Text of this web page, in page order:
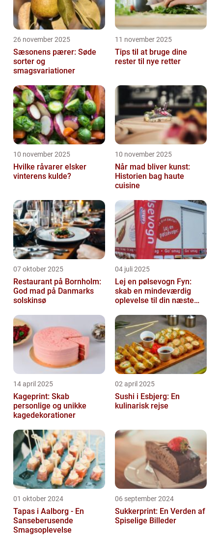
26 november 2025
Sæsonens pærer: Søde
sorter og
smagsvariationer
11 november 2025
Tips til at bruge dine
rester til nye retter
10 november 2025
Hvilke råvarer elsker
vinterens kulde?
10 november 2025
Når mad bliver kunst:
Historien bag haute
cuisine
07 oktober 2025
Restaurant på Bornholm:
God mad på Danmarks
solskinsø
04 juli 2025
Lej en pølsevogn Fyn:
skab en mindeværdig
oplevelse til din næste
14 april 2025
Kageprint: Skab
personlige og unikke
kagedekorationer
02 april 2025
Sushi i Esbjerg: En
kulinarisk rejse
01 oktober 2024
Tapas i Aalborg - En
Sanseberusende
Smagsoplevelse
06 september 2024
Sukkerprint: En Verden af
Spiselige Billeder